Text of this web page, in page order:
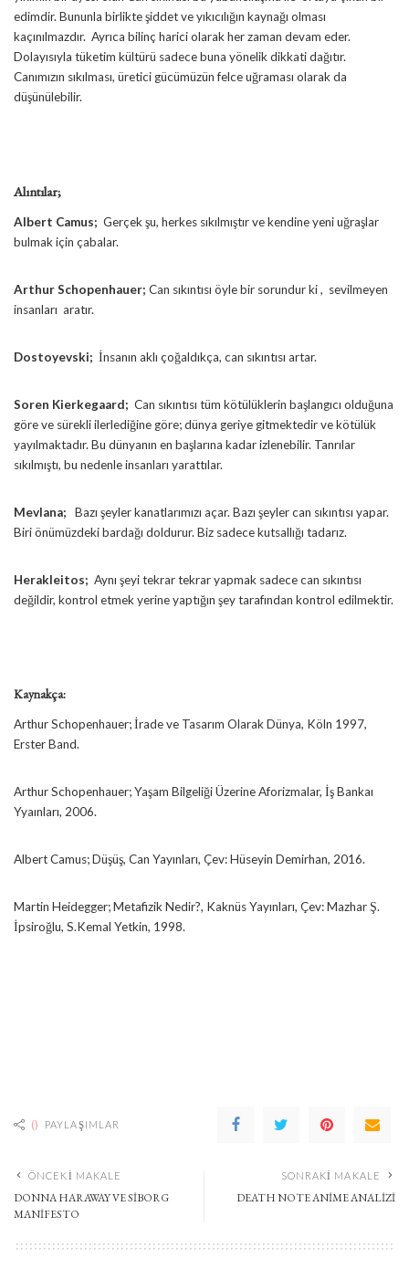
edimdir. Bununla birlikte şiddet ve yıkıcılığın kaynağı olması
kaçınılmazdır. Ayrıca bilinç harici olarak her zaman devam eder.
Dolayısıyla tüketim kültürü sadece buna yönelik dikkati dağıtır.
Canımızın sıkılması, üretici gücümüzün felce uğraması olarak da
düşünülebilir.
Alıntılar;
Albert Camus; Gerçek şu, herkes sıkılmıştır ve kendine yeni uğraşlar
bulmak için çabalar.
Arthur Schopenhauer; Can sıkıntısı öyle bir sorundur ki , sevilmeyen
insanları aratır.
Dostoyevski; İnsanın aklı çoğaldıkça, can sıkıntısı artar.
Soren Kierkegaard; Can sıkıntısı tüm kötülüklerin başlangıcı olduğuna
göre ve sürekli ilerlediğine göre; dünya geriye gitmektedir ve kötülük
yayılmaktadır. Bu dünyanın en başlarına kadar izlenebilir. Tanrılar
sıkılmıştı, bu nedenle insanları yarattılar.
Mevlana; Bazı şeyler kanatlarımızı açar. Bazı şeyler can sıkıntısı yapar.
Biri önümüzdeki bardağı doldurur. Biz sadece kutsallığı tadarız.
Herakleitos; Aynı şeyi tekrar tekrar yapmak sadece can sıkıntısı
değildir, kontrol etmek yerine yaptığın şey tarafından kontrol edilmektir.
Kaynakça:
Arthur Schopenhauer; İrade ve Tasarım Olarak Dünya, Köln 1997,
Erster Band.
Arthur Schopenhauer; Yaşam Bilgeliği Üzerine Aforizmalar, İş Bankaı
Yyaınları, 2006.
Albert Camus; Düşüş, Can Yayınları, Çev: Hüseyin Demirhan, 2016.
Martin Heidegger; Metafizik Nedir?, Kaknüs Yayınları, Çev: Mazhar Ş.
İpsiroğlu, S.Kemal Yetkin, 1998.
0 PAYLAŞIMLAR
ÖNCEKI MAKALE
DONNA HARAWAY VE SIBORG
MANIFESTO
SONRAKI MAKALE
DEATH NOTE ANİME ANALİZİ